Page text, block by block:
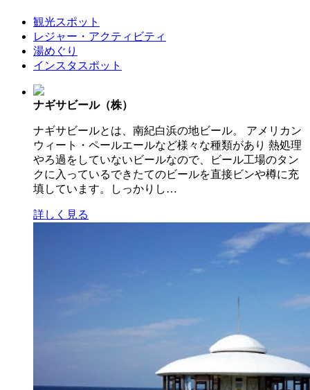
観光スポット
レジャー・アクティビティ
湯めぐり
インスタスポット
ナギサビール（株）
ナギサビールとは、南紀白浜の地ビール。 アメリカン
ウィート・ペールエールなど様々な種類があり 熱処理
やろ過をしていないビールなので、ビール工場のタン
クに入っているできたてのビールを直接ビンや樽に充
填しています。しっかりし…
詳しく見る